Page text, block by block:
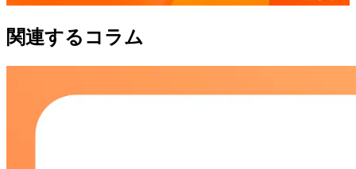
関連するコラム